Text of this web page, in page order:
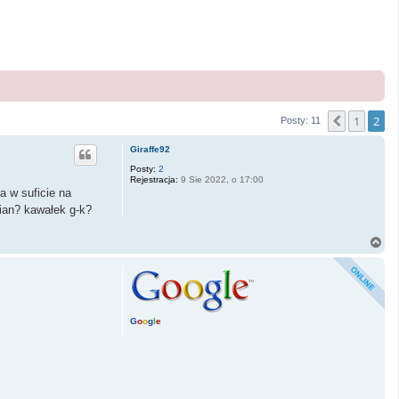
Posty: 11 1 2
Giraffe92
Posty: 2
Rejestracja: 9 Sie 2022, o 17:00
w suficie na
kawałek g-k?
r
Google